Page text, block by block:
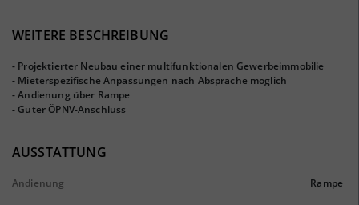
WEITERE BESCHREIBUNG
- Projektierter Neubau einer multifunktionalen Gewerbeimmobilie
- Mieterspezifische Anpassungen nach Absprache möglich
- Andienung über Rampe
- Guter ÖPNV-Anschluss
AUSSTATTUNG
Andienung Rampe